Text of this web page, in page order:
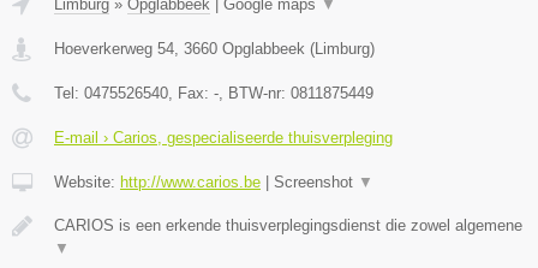
Limburg » Opglabbeek Google maps ▼
Hoeverkerweg 54 3660 Opglabbeek ( Limburg)
Tel: 0475526540 , Fax: - , BTW-nr: 0811875449
E-mail › Carios, gespecialiseerde thuisverpleging
Website: http://www.carios.be Screenshot ▼
CARIOS is een erkende thuisverplegingsdienst die zowel algemene
▼